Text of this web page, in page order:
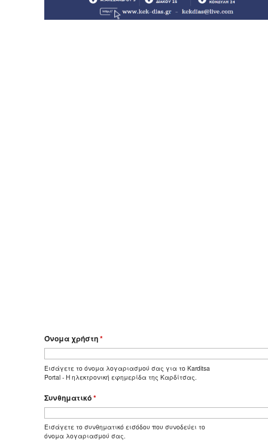
Όνομα χρήστη*
Εισάγετε το όνομα λογαριασμού σας για το Karditsa
Portal - Η ηλεκτρονική εφημερίδα της Καρδίτσας.
Συνθηματικό*
Εισάγετε το συνθηματικό εισόδου που συνοδεύει το
όνομα λογαριασμού σας.